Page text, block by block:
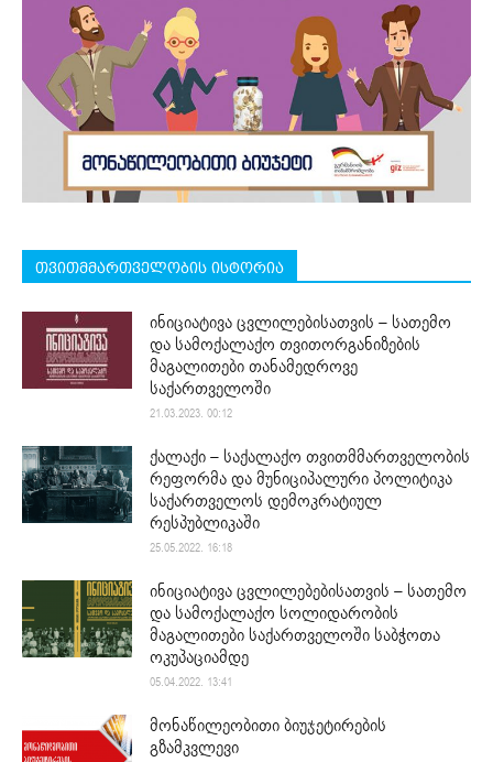
თვითმმართველობის ისტორია
ინიციატივა ცვლილებისათვის – სათემო
და სამოქალაქო თვითორგანიზების
მაგალითები თანამედროვე
საქართველოში
21.03.2023. 00:12
ქალაქი – საქალაქო თვითმმართველობის
რეფორმა და მუნიციპალური პოლიტიკა
საქართველოს დემოკრატიულ
რესპუბლიკაში
25.05.2022. 16:18
ინიციატივა ცვლილებებისათვის – სათემო
და სამოქალაქო სოლიდარობის
მაგალითები საქართველოში საბჭოთა
ოკუპაციამდე
05.04.2022. 13:41
მონაწილეობითი ბიუჯეტირების
გზამკვლევი